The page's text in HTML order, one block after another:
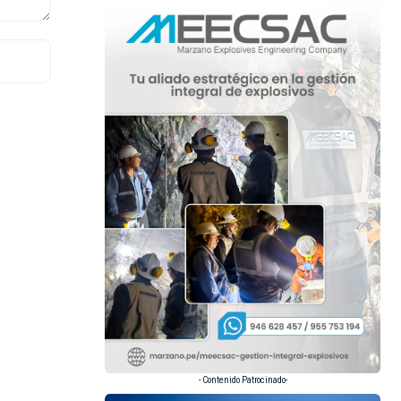
- Contenido Patrocinado-